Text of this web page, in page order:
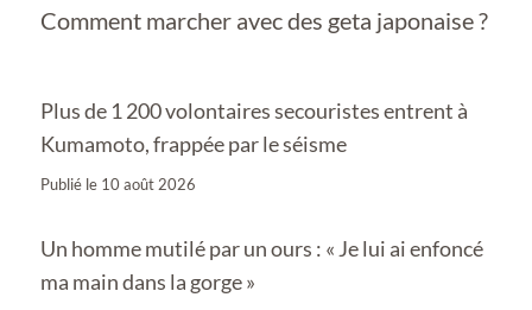
Comment marcher avec des geta japonaise ?
Plus de 1 200 volontaires secouristes entrent à
Kumamoto, frappée par le séisme
Publié le 10 août 2026
Un homme mutilé par un ours : « Je lui ai enfoncé
ma main dans la gorge »